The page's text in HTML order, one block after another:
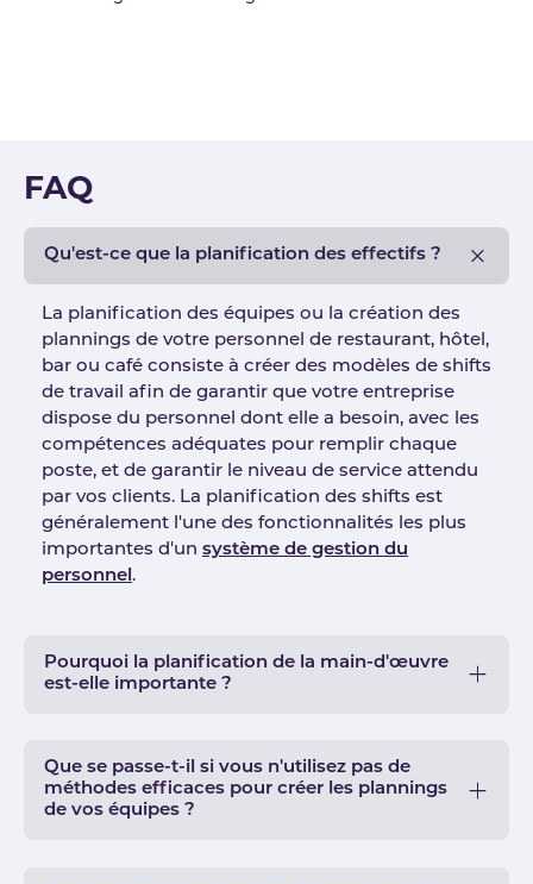
FAQ
Qu'est-ce que la planification des effectifs ?
La planification des équipes ou la création des
plannings de votre personnel de restaurant, hôtel,
bar ou café consiste à créer des modèles de shifts
de travail afin de garantir que votre entreprise
dispose du personnel dont elle a besoin, avec les
compétences adéquates pour remplir chaque
poste, et de garantir le niveau de service attendu
par vos clients. La planification des shifts est
généralement l'une des fonctionnalités les plus
importantes d'un système de gestion du
personnel.
Pourquoi la planification de la main-d'œuvre
est-elle importante ?
Que se passe-t-il si vous n'utilisez pas de
méthodes efficaces pour créer les plannings
de vos équipes ?